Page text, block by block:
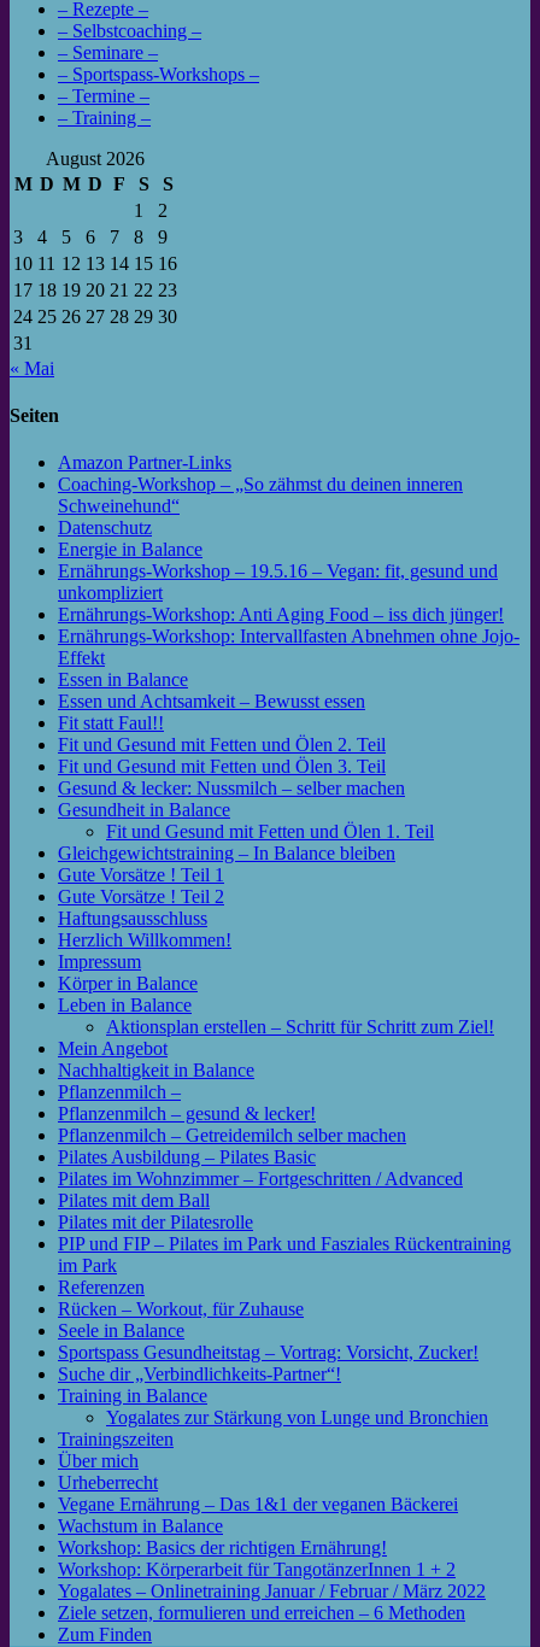
– Rezepte –
– Selbstcoaching –
– Seminare –
– Sportspass-Workshops –
– Termine –
– Training –
August 2026
M D M D F S
S
1
2
3
4 5 6 7 8
9
10 11 12 13 14 15 16
17 18 19 20 21 22 23
24 25 26 27 28 29 30
31
« Mai
Seiten
Amazon Partner-Links
Coaching-Workshop – „So zähmst du deinen inneren
Schweinehund“
Datenschutz
Energie in Balance
Ernährungs-Workshop – 19.5.16 – Vegan: fit, gesund und
unkompliziert
Ernährungs-Workshop: Anti Aging Food – iss dich jünger!
Ernährungs-Workshop: Intervallfasten Abnehmen ohne Jojo-
Effekt
Essen in Balance
Essen und Achtsamkeit – Bewusst essen
Fit statt Faul!!
Fit und Gesund mit Fetten und Ölen 2. Teil
Fit und Gesund mit Fetten und Ölen 3. Teil
Gesund & lecker: Nussmilch – selber machen
Gesundheit in Balance
Fit und Gesund mit Fetten und Ölen 1. Teil
Gleichgewichtstraining – In Balance bleiben
Gute Vorsätze ! Teil 1
Gute Vorsätze ! Teil 2
Haftungsausschluss
Herzlich Willkommen!
Impressum
Körper in Balance
Leben in Balance
Aktionsplan erstellen – Schritt für Schritt zum Ziel!
Mein Angebot
Nachhaltigkeit in Balance
Pflanzenmilch –
Pflanzenmilch – gesund & lecker!
Pflanzenmilch – Getreidemilch selber machen
Pilates Ausbildung – Pilates Basic
Pilates im Wohnzimmer – Fortgeschritten / Advanced
Pilates mit dem Ball
Pilates mit der Pilatesrolle
PIP und FIP – Pilates im Park und Fasziales Rückentraining
im Park
Referenzen
Rücken – Workout, für Zuhause
Seele in Balance
Sportspass Gesundheitstag – Vortrag: Vorsicht, Zucker!
Suche dir „Verbindlichkeits-Partner“!
Training in Balance
Yogalates zur Stärkung von Lunge und Bronchien
Trainingszeiten
Über mich
Urheberrecht
Vegane Ernährung – Das 1&1 der veganen Bäckerei
Wachstum in Balance
Workshop: Basics der richtigen Ernährung!
Workshop: Körperarbeit für TangotänzerInnen 1 + 2
Yogalates – Onlinetraining Januar / Februar / März 2022
Ziele setzen, formulieren und erreichen – 6 Methoden
Zum Finden